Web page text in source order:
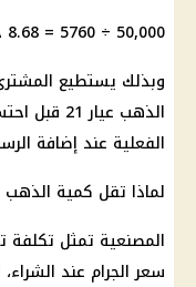
50,000 ÷ 5760 = 8.68 جرام تقريبًا.
الذهب
الفعلية عند إضافة
لماذا تقل كمية الذهب
المصنعية تمثل تكلفة
سعر الجرام عند